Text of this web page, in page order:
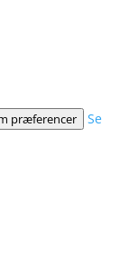
præferencer
Se